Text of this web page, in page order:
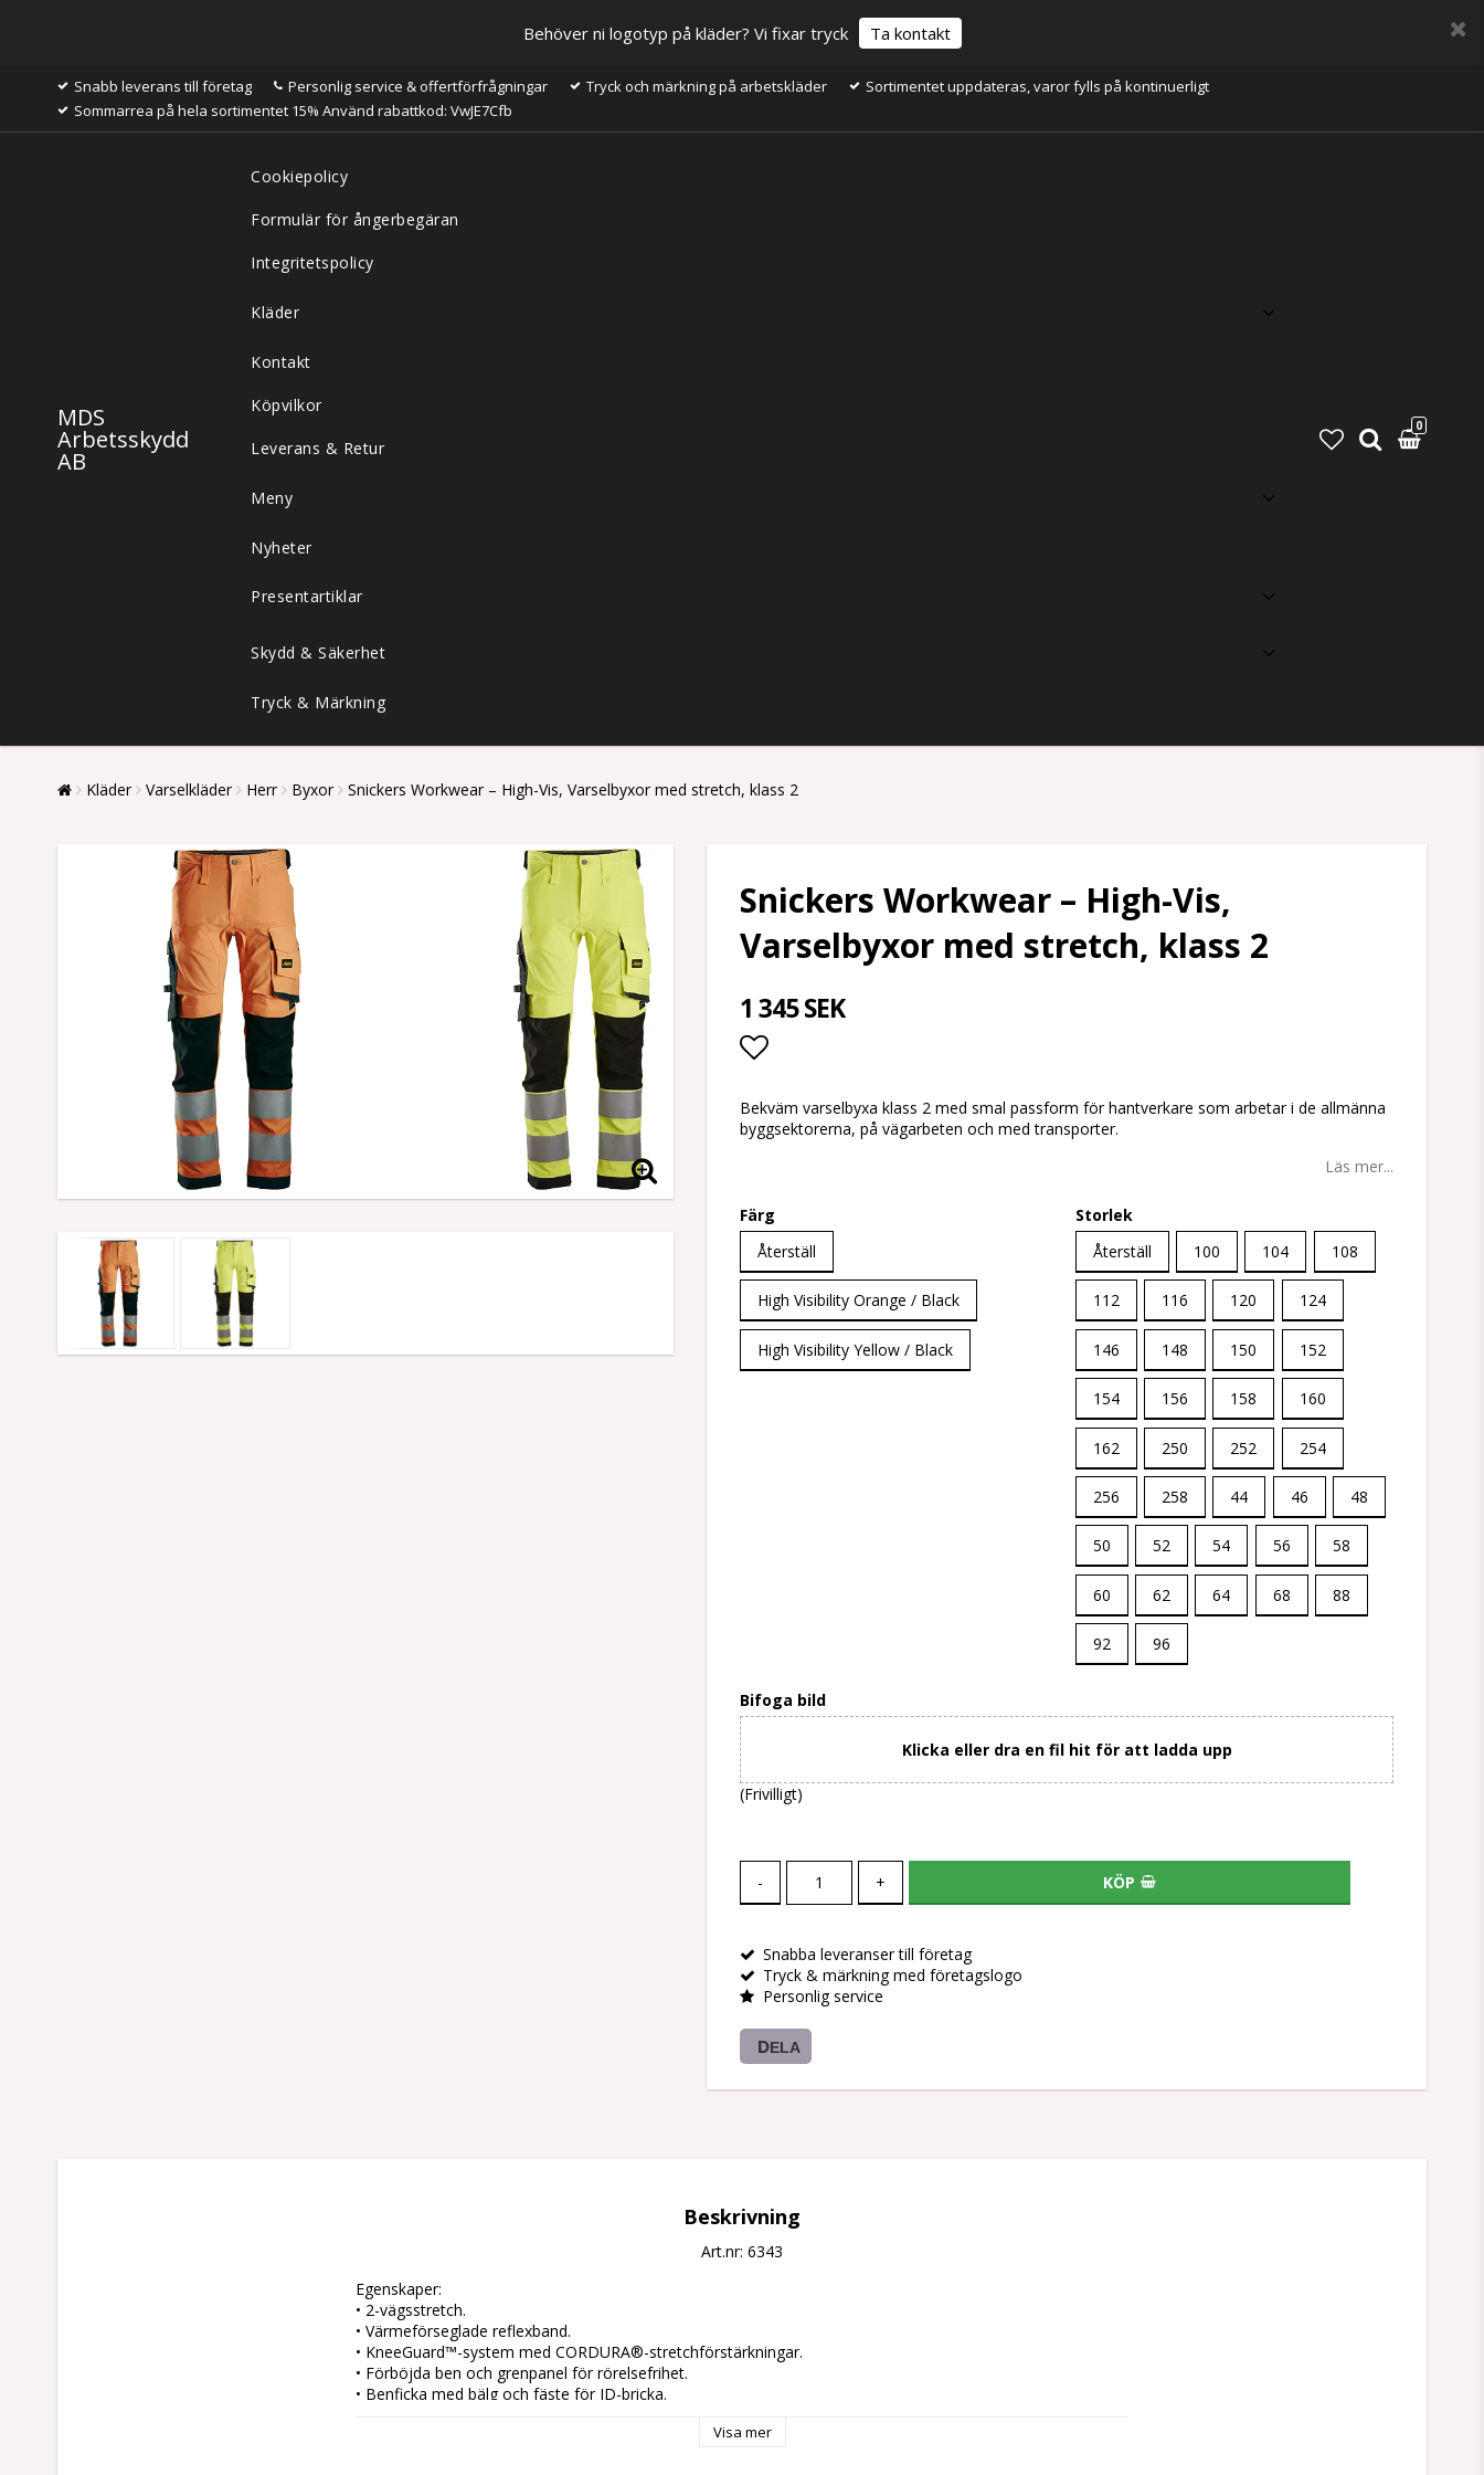
Behöver ni logotyp på kläder? Vi fixar tryck Ta kontakt
Snabb leverans till företag Personlig service & offertförfrågningar Tryck och märkning på arbetskläder
Sortimentet uppdateras, varor fylls på kontinuerligt
Sommarrea på hela sortimentet 15% Använd rabattkod: VwJE7Cfb
MDS
Arbetsskydd
AB
Cookiepolicy
Formulär för ångerbegäran
Integritetspolicy
Kläder
Kontakt
Köpvilkor
Leverans & Retur
Meny
Nyheter
Presentartiklar
Skydd & Säkerhet
Tryck & Märkning
0
Kläder Varselkläder Herr Byxor Snickers Workwear – High-Vis, Varselbyxor med stretch, klass 2
Snickers Workwear – High-Vis,
Varselbyxor med stretch, klass 2
1 345 SEK
Bekväm varselbyxa klass 2 med smal passform för hantverkare som arbetar i de allmänna
byggsektorerna, på vägarbeten och med transporter.
Läs mer...
Färg
Återställ
High Visibility Orange / Black
High Visibility Yellow / Black
Storlek
Återställ
100 104 108
112 116 120 124
146 148 150 152
154 156 158 160
162 250 252 254
256 258 44 46 48
50 52 54 56 58
60 62 64 68 88
92 96
Bifoga bild
Klicka eller dra en fil hit för att ladda upp
(Frivilligt)
- + KÖP
Snabba leveranser till företag
Tryck & märkning med företagslogo
Personlig service
DELA
Beskrivning
Art.nr: 6343
Egenskaper:
• 2-vägsstretch.
• Värmeförseglade reflexband.
• KneeGuard™-system med CORDURA®-stretchförstärkningar.
• Förböjda ben och grenpanel för rörelsefrihet.
• Benficka med bälg och fäste för ID-bricka.
Visa mer